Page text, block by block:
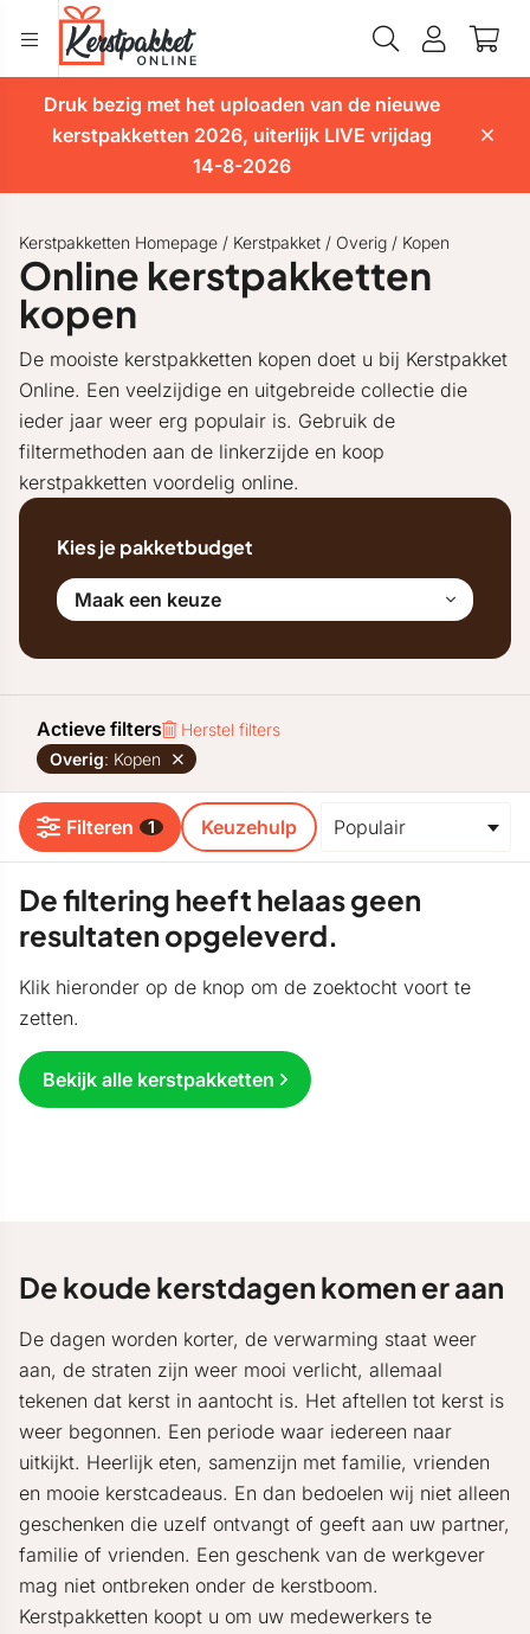
Druk bezig met het uploaden van de nieuwe
kerstpakketten 2026, uiterlijk LIVE vrijdag
14-8-2026
Kerstpakketten Homepage / Kerstpakket / Overig / Kopen
Online kerstpakketten
kopen
De mooiste kerstpakketten kopen doet u bij Kerstpakket
Online. Een veelzijdige en uitgebreide collectie die
ieder jaar weer erg populair is. Gebruik de
filtermethoden aan de linkerzijde en koop
kerstpakketten voordelig online.
Kies je pakketbudget
Maak een keuze
Actieve filters
Herstel filters
Overig: Kopen
Filteren 1 Keuzehulp
De filtering heeft helaas geen
resultaten opgeleverd.
Klik hieronder op de knop om de zoektocht voort te
zetten.
Bekijk alle kerstpakketten
De koude kerstdagen komen er aan
De dagen worden korter, de verwarming staat weer
aan, de straten zijn weer mooi verlicht, allemaal
tekenen dat kerst in aantocht is. Het aftellen tot kerst is
weer begonnen. Een periode waar iedereen naar
uitkijkt. Heerlijk eten, samenzijn met familie, vrienden
en mooie kerstcadeaus. En dan bedoelen wij niet alleen
geschenken die uzelf ontvangt of geeft aan uw partner,
familie of vrienden. Een geschenk van de werkgever
mag niet ontbreken onder de kerstboom.
Kerstpakketten koopt u om uw medewerkers te